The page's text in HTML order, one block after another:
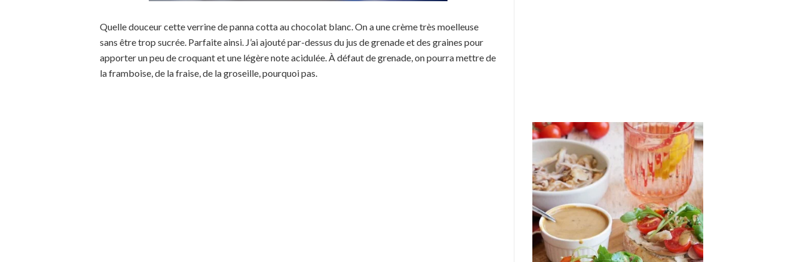
Quelle douceur cette verrine de panna cotta au chocolat blanc. On a une crème très moelleuse
sans être trop sucrée. Parfaite ainsi. J’ai ajouté par-dessus du jus de grenade et des graines pour
apporter un peu de croquant et une légère note acidulée. À défaut de grenade, on pourra mettre de
la framboise, de la fraise, de la groseille, pourquoi pas.